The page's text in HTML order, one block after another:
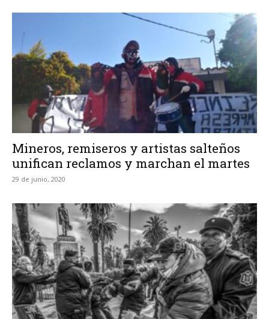
Mineros, remiseros y artistas salteños
unifican reclamos y marchan el martes
29 de junio, 2020